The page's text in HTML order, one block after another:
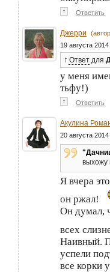
↑ Ответить
Джерри
19 августа
↑ Ответ для
у меня
тьфу!)
↑ Ответить
Акулина
20 августа
выхожу
Я вчера
он ржал!
Он думал,
всех
Наивный.
успели
все корки